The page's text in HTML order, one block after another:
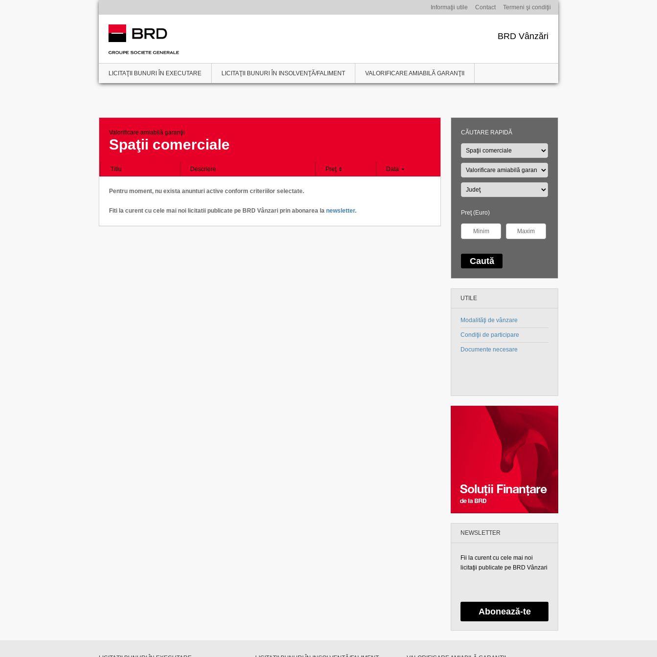
Informaţii utile Contact Termeni şi condiţii
BRD Vânzări
LICITAŢII BUNURI ÎN EXECUTARE LICITAŢII BUNURI ÎN INSOLVENŢĂ/FALIMENT VALORIFICARE AMIABILĂ GARANŢII
Valorificare amiabilă garanţii
Spaţii comerciale
Titlu Descriere Preţ Data
Pentru moment, nu exista anunturi active conform criteriilor selectate.
Fiti la curent cu cele mai noi licitatii publicate pe BRD Vânzari prin abonarea la newsletter.
CĂUTARE RAPIDĂ
Preţ (Euro)
UTILE
Modalităţi de vânzare
Condiţii de participare
Documente necesare
NEWSLETTER
Fii la curent cu cele mai noi
licitaţii publicate pe BRD Vânzari
Abonează-te